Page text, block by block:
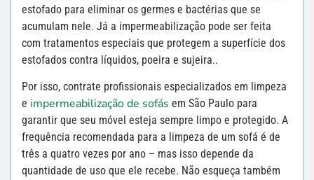
estofado para eliminar os germes e bactérias que se
acumulam nele. Já a impermeabilização pode ser feita
com tratamentos especiais que protegem a superfície dos
estofados contra líquidos, poeira e sujeira..
Por isso, contrate profissionais especializados em limpeza
e impermeabilização de sofás em São Paulo para
garantir que seu móvel esteja sempre limpo e protegido. A
frequência recomendada para a limpeza de um sofá é de
três a quatro vezes por ano – mas isso depende da
quantidade de uso que ele recebe. Não esqueça também